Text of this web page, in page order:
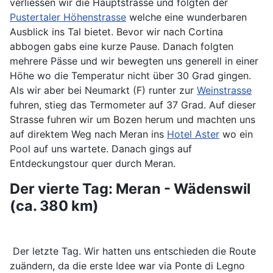
verliessen wir die Hauptstrasse und folgten der
Pustertaler Höhenstrasse welche eine wunderbaren
Ausblick ins Tal bietet. Bevor wir nach Cortina
abbogen gabs eine kurze Pause. Danach folgten
mehrere Pässe und wir bewegten uns generell in einer
Höhe wo die Temperatur nicht über 30 Grad gingen.
Als wir aber bei Neumarkt (F) runter zur Weinstrasse
fuhren, stieg das Termometer auf 37 Grad. Auf dieser
Strasse fuhren wir um Bozen herum und machten uns
auf direktem Weg nach Meran ins Hotel Aster wo ein
Pool auf uns wartete. Danach gings auf
Entdeckungstour quer durch Meran.
Der vierte Tag: Meran - Wädenswil
(ca. 380 km)
Der letzte Tag. Wir hatten uns entschieden die Route
zuändern, da die erste Idee war via Ponte di Legno